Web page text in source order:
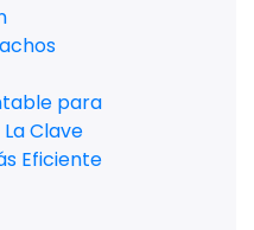
para
Clave
Eficiente